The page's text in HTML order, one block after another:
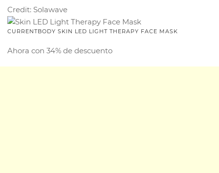
Credit: Solawave
CURRENTBODY SKIN LED LIGHT THERAPY FACE MASK
Ahora con 34% de descuento